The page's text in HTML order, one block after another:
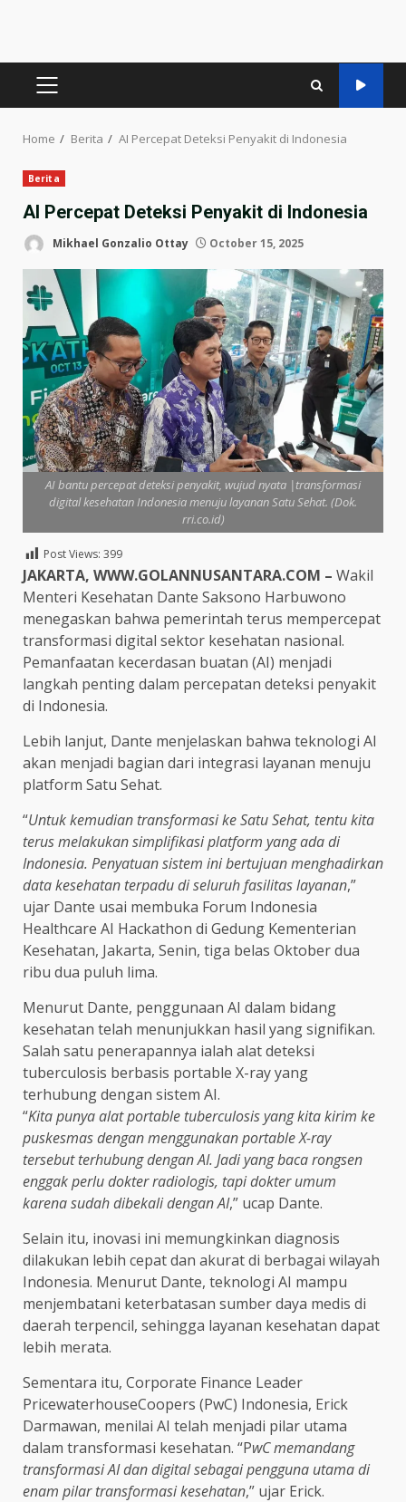
PRIMARY
Home Berita AI Percepat Deteksi Penyakit di Indonesia
Berita
AI Percepat Deteksi Penyakit di Indonesia
Mikhael Gonzalio Ottay October 15, 2025
AI bantu percepat deteksi penyakit, wujud nyata |transformasi
digital kesehatan Indonesia menuju layanan Satu Sehat. (Dok.
rri.co.id)
Post Views: 399
JAKARTA, WWW.GOLANNUSANTARA.COM – Wakil
Menteri Kesehatan Dante Saksono Harbuwono
menegaskan bahwa pemerintah terus mempercepat
transformasi digital sektor kesehatan nasional.
Pemanfaatan kecerdasan buatan (AI) menjadi
langkah penting dalam percepatan deteksi penyakit
di Indonesia.
Lebih lanjut, Dante menjelaskan bahwa teknologi AI
akan menjadi bagian dari integrasi layanan menuju
platform Satu Sehat.
“Untuk kemudian transformasi ke Satu Sehat, tentu kita
terus melakukan simplifikasi platform yang ada di
Indonesia. Penyatuan sistem ini bertujuan menghadirkan
data kesehatan terpadu di seluruh fasilitas layanan,”
ujar Dante usai membuka Forum Indonesia
Healthcare AI Hackathon di Gedung Kementerian
Kesehatan, Jakarta, Senin, tiga belas Oktober dua
ribu dua puluh lima.
Menurut Dante, penggunaan AI dalam bidang
kesehatan telah menunjukkan hasil yang signifikan.
Salah satu penerapannya ialah alat deteksi
tuberculosis berbasis portable X-ray yang
terhubung dengan sistem AI.
“Kita punya alat portable tuberculosis yang kita kirim ke
puskesmas dengan menggunakan portable X-ray
tersebut terhubung dengan AI. Jadi yang baca rongsen
enggak perlu dokter radiologis, tapi dokter umum
karena sudah dibekali dengan AI,” ucap Dante.
Selain itu, inovasi ini memungkinkan diagnosis
dilakukan lebih cepat dan akurat di berbagai wilayah
Indonesia. Menurut Dante, teknologi AI mampu
menjembatani keterbatasan sumber daya medis di
daerah terpencil, sehingga layanan kesehatan dapat
lebih merata.
Sementara itu, Corporate Finance Leader
PricewaterhouseCoopers (PwC) Indonesia, Erick
Darmawan, menilai AI telah menjadi pilar utama
dalam transformasi kesehatan. “PwC memandang
transformasi AI dan digital sebagai pengguna utama di
enam pilar transformasi kesehatan,” ujar Erick.